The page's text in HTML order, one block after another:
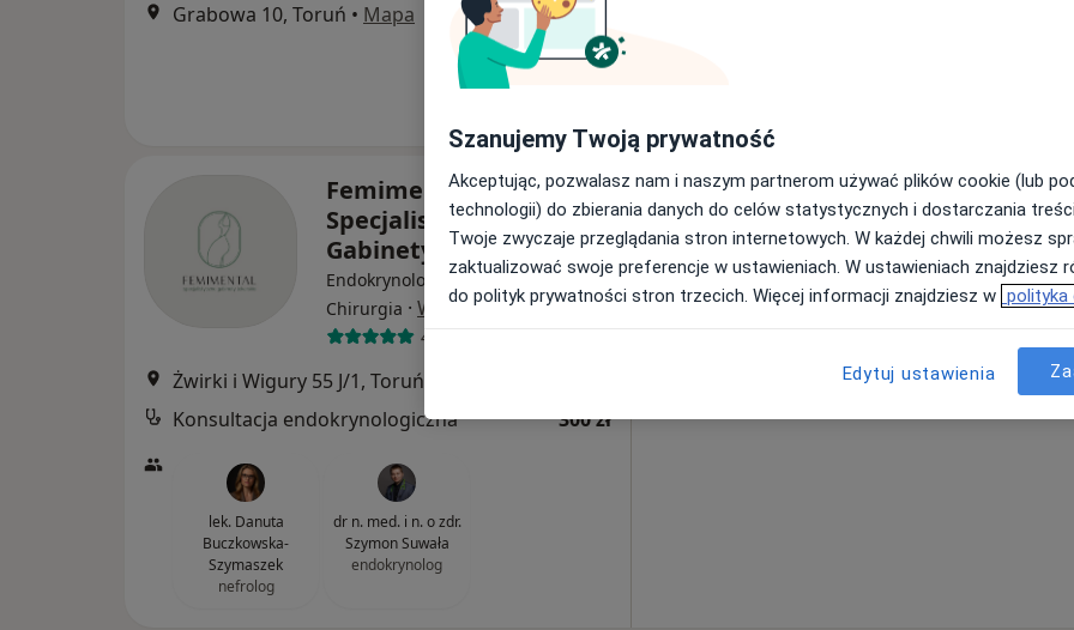
Grabowa 10, Toruń • Mapa
Femimental
Specjalistyczne
Gabinety Lekarskie
Endokrynologia, Andrologia,
Chirurgia · Więcej
4002 opinie
Żwirki i Wigury 55 J/1, Toruń
Konsultacja endokrynologiczna
300 zł
lek. Danuta
Buczkowska-
Szymaszek
nefrolog
dr n. med. i n. o zdr.
Szymon Suwała
endokrynolog
Dziś
7 Sie
Jutro
8 Sie
Ndz,
9 Sie
Pon,
10 Sie
Umawianie online nie jest dostępne
Szanujemy Twoją prywatność
Akceptując, pozwalasz nam i naszym partnerom używać plików cookie (lub
technologii) do zbierania danych do celów statystycznych i dostarczania
Twoje zwyczaje przeglądania stron internetowych. W każdej chwili możesz
zaktualizować swoje preferencje w ustawieniach. W ustawieniach znajdziesz
do polityk prywatności stron trzecich. Więcej informacji znajdziesz w polityka
Edytuj ustawienia